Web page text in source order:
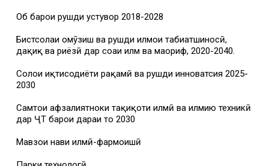
Об барои рушди устувор 2018-2028
Бистсолаи омӯзиш ва рушди илмҳои табиатшиносӣ,
дақиқ ва риёзӣ дар соҳаи илм ва маориф, 2020-2040.
Солҳои иқтисодиёти рақамӣ ва рушди инноватсия 2025-
2030
Самтҳои афзалиятноки таҳқиқоти илмӣ ва илмию техникӣ
дар ҶТ барои дараи то 2030
Мавзҳои нави илмӣ-фармоишӣ